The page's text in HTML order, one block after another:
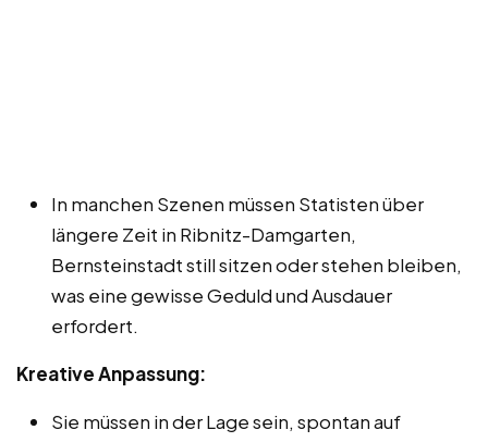
In manchen Szenen müssen Statisten über
längere Zeit in Ribnitz-Damgarten,
Bernsteinstadt still sitzen oder stehen bleiben,
was eine gewisse Geduld und Ausdauer
erfordert.
Kreative Anpassung:
Sie müssen in der Lage sein, spontan auf